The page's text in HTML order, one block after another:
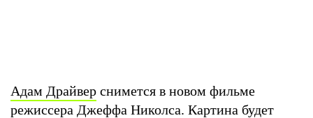
Адам Драйвер снимется в новом фильме
режиссера Джеффа Николса. Картина будет